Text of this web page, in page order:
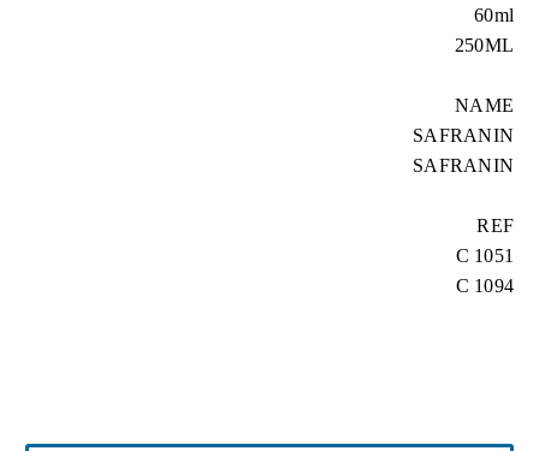
60ml
250ML
NAME
SAFRANIN
SAFRANIN
REF
C 1051
C 1094